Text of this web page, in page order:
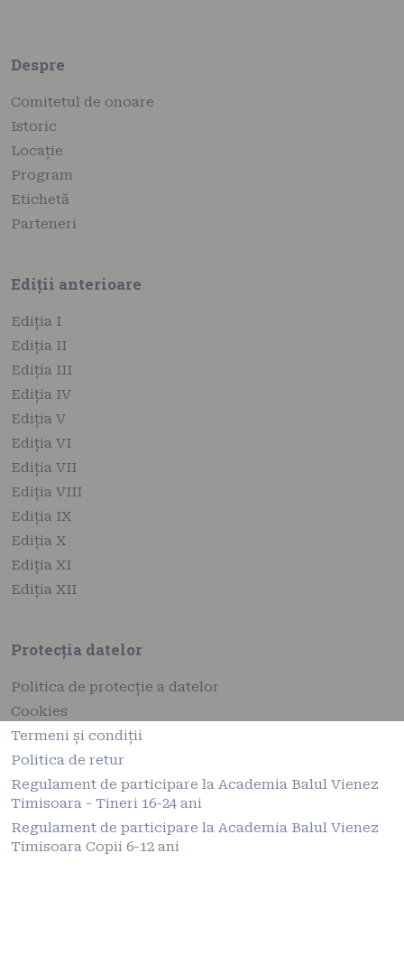
Despre
Comitetul de onoare
Istoric
Locație
Program
Etichetă
Parteneri
Ediții anterioare
Ediția I
Ediția II
Ediția III
Ediția IV
Ediția V
Ediția VI
Ediția VII
Ediția VIII
Ediția IX
Ediția X
Ediția XI
Ediția XII
Protecția datelor
Politica de protecție a datelor
Cookies
Termeni și condiții
Politica de retur
Regulament de participare la Academia Balul Vienez
Timisoara - Tineri 16-24 ani
Regulament de participare la Academia Balul Vienez
Timisoara Copii 6-12 ani